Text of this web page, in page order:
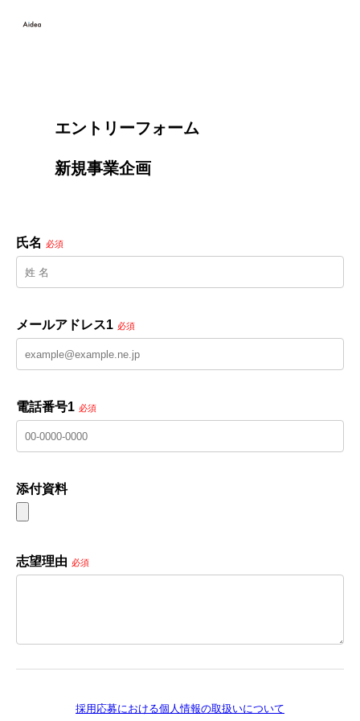
        エントリーフォーム
氏名 必須
メールアドレス1 必須
電話番号1 必須
添付資料
志望理由 必須
採用応募における個人情報の取扱いについて